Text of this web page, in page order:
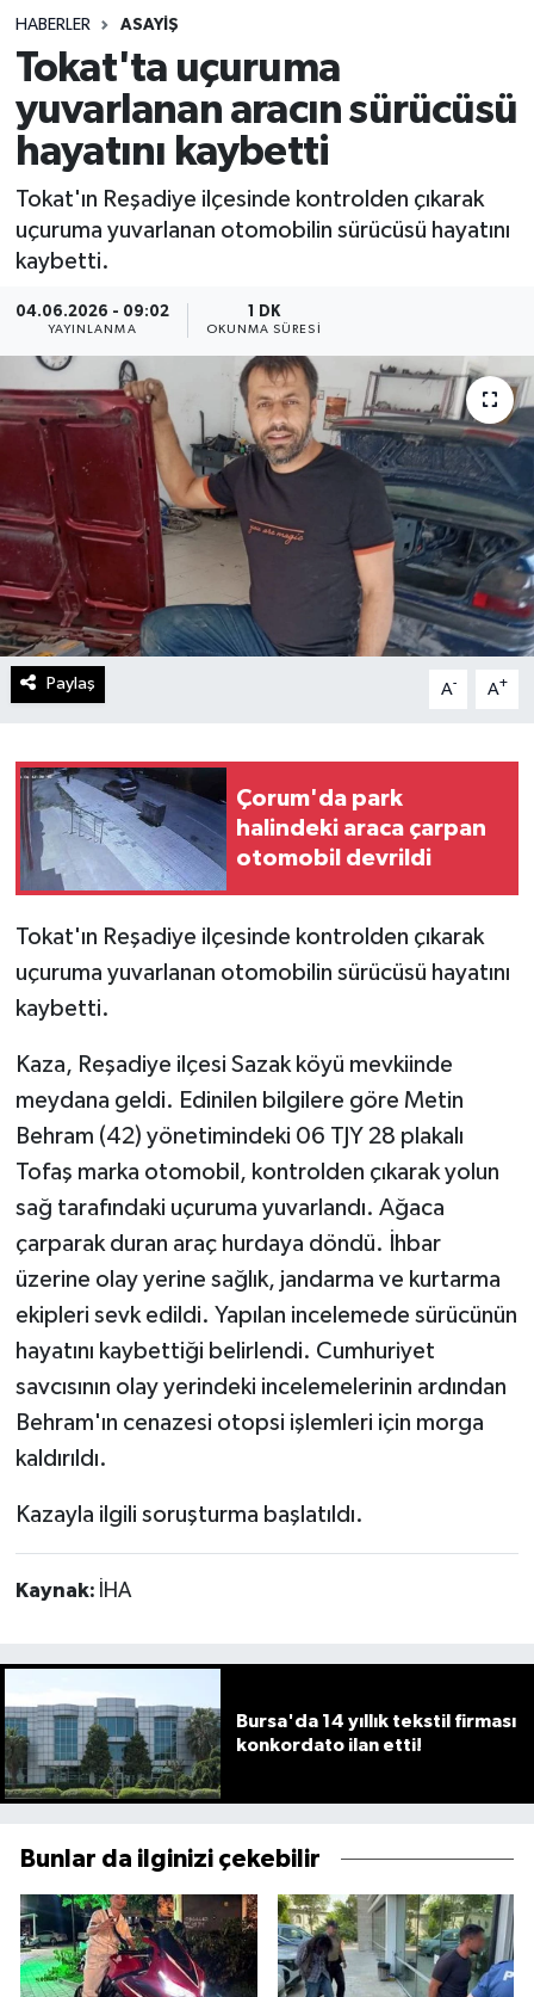
HABERLER ASAYIŞ
Tokat'ta uçuruma
yuvarlanan aracın sürücüsü
hayatını kaybetti
Tokat'ın Reşadiye ilçesinde kontrolden çıkarak
uçuruma yuvarlanan otomobilin sürücüsü hayatını
kaybetti.
04.06.2026 - 09:02
YAYINLANMA
1 DK
OKUNMA SÜRESI
Paylaş A- A+
Çorum'da park
halindeki araca çarpan
otomobil devrildi
Tokat'ın Reşadiye ilçesinde kontrolden çıkarak
uçuruma yuvarlanan otomobilin sürücüsü hayatını
kaybetti.
Kaza, Reşadiye ilçesi Sazak köyü mevkiinde
meydana geldi. Edinilen bilgilere göre Metin
Behram (42) yönetimindeki 06 TJY 28 plakalı
Tofaş marka otomobil, kontrolden çıkarak yolun
sağ tarafındaki uçuruma yuvarlandı. Ağaca
çarparak duran araç hurdaya döndü. İhbar
üzerine olay yerine sağlık, jandarma ve kurtarma
ekipleri sevk edildi. Yapılan incelemede sürücünün
hayatını kaybettiği belirlendi. Cumhuriyet
savcısının olay yerindeki incelemelerinin ardından
Behram'ın cenazesi otopsi işlemleri için morga
kaldırıldı.
Kazayla ilgili soruşturma başlatıldı.
Kaynak: İHA
Bursa'da 14 yıllık tekstil firması
konkordato ilan etti!
Bunlar da ilginizi çekebilir
Spor
Teknoloji
Yaşam